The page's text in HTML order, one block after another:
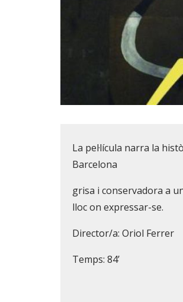
La pel·lícula narra la
Barcelona
grisa i conservadora a
lloc on expressar-se.
Director/a: Oriol Ferrer
Temps: 84’